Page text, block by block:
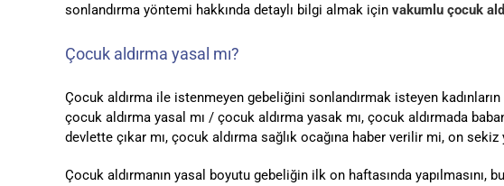
sonlandırma yöntemi hakkında detaylı bilgi almak için vakumlu çocuk
Çocuk aldırma yasal mı?
Çocuk aldırma ile istenmeyen gebeliğini sonlandırmak isteyen
çocuk aldırma yasal mı / çocuk aldırma yasak mı, çocuk aldırmada
devlette çıkar mı, çocuk aldırma sağlık ocağına haber verilir mi, on
Çocuk aldırmanın yasal boyutu gebeliğin ilk on haftasında yapılmasını,